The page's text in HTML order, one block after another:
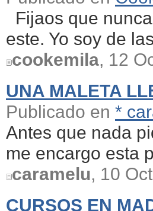
Fijaos que
este. Yo soy de
cookemila, 12
UNA MALETA
Publicado en *
Antes que nada
me encargo esta
caramelu, 10
CURSOS EN